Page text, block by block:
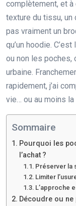
complètement, et
texture du tissu, un
pas vraiment un
qu’un hoodie.
ou non les poches,
urbaine.
rapidement, j’ai
vie… ou au moins
Sommaire
Pourquoi les
l’achat ?
Préserver la
Limiter
L’approche
Découdre ou